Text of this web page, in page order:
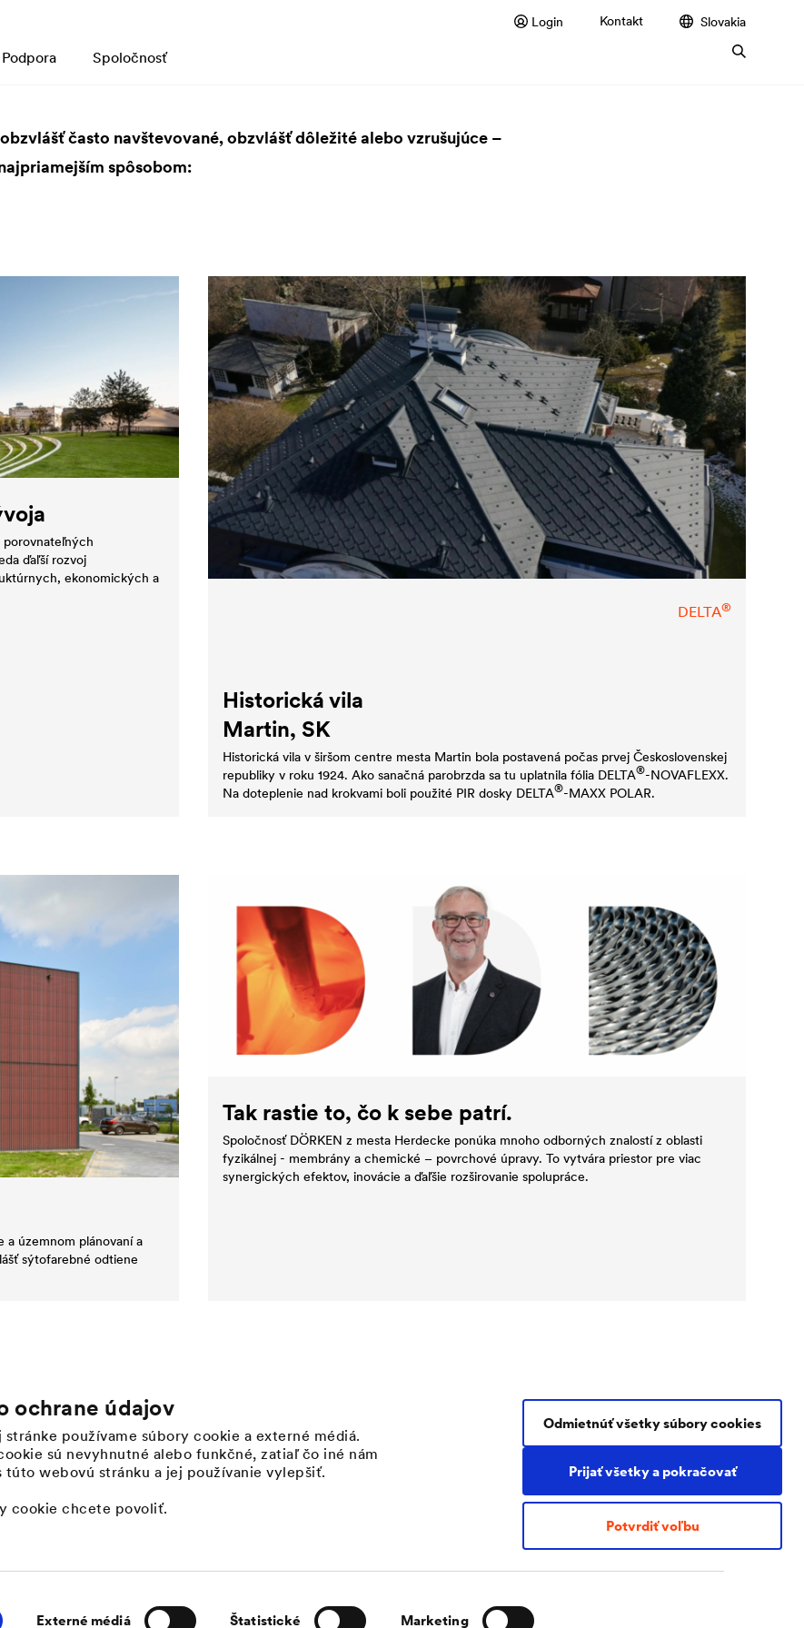
ochrane údajov
stránke používame súbory cookie a externé médiá.
sú nevyhnutné alebo funkčné, zatiaľ čo iné nám
túto webovú stránku a jej používanie vylepšiť.
cookie chcete povoliť.
Externé médiá Štatistické Marketing
Prijať všetky a pokračovať
Potvrdiť voľbu
Odmietnúť všetky súbory cookies
Login Kontakt Slovakia
Podpora Spoločnosť
často navštevované, obzvlášť dôležité alebo vzrušujúce –
spôsobom:
porovnateľných
ďaľší rozvoj
ekonomických a
DELTA®
Historická vila
Martin, SK
Historická vila v širšom centre mesta Martin bola postavená počas prvej Československej
republiky v roku 1924. Ako sanačná parobrzda sa tu uplatnila fólia DELTA®-NOVAFLEXX.
Na doteplenie nad krokvami boli použité PIR dosky DELTA®-MAXX POLAR.
a územnom plánovaní a
sýtofarebné odtiene
Tak rastie to, čo k sebe patrí.
Spoločnosť DÖRKEN z mesta Herdecke ponúka mnoho odborných znalostí z oblasti
fyzikálnej - membrány a chemické – povrchové úpravy. To vytvára priestor pre viac
synergických efektov, inovácie a ďaľšie rozširovanie spolupráce.
Kariéra
DÖRKEN ako zamestnávateľ
Novinky
Tlačové správy